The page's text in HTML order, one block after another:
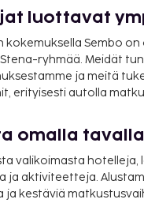
luottavat
kokemuksella Sembo
ryhmää. Meidät
ja meitä
erityisesti autolla
omalla
valikoimasta
ja aktiviteetteja.
ja kestäviä